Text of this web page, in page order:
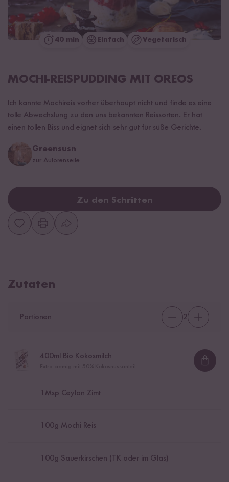
40 min Einfach Vegetarisch
MOCHI-REISPUDDING MIT OREOS
Ich kannte Mochireis vorher überhaupt nicht und finde es eine
tolle Abwechslung zu den uns bekannten Reissorten. Er hat
einen tollen Biss und eignet sich sehr gut für süße Gerichte.
Greensusn
zur Autorenseite
Zu den Schritten
Zutaten
Portionen 2
400ml Bio Kokosmilch
1 Msp Ceylon Zimt
100g Mochi Reis
100g Sauerkirschen (TK oder im Glas)